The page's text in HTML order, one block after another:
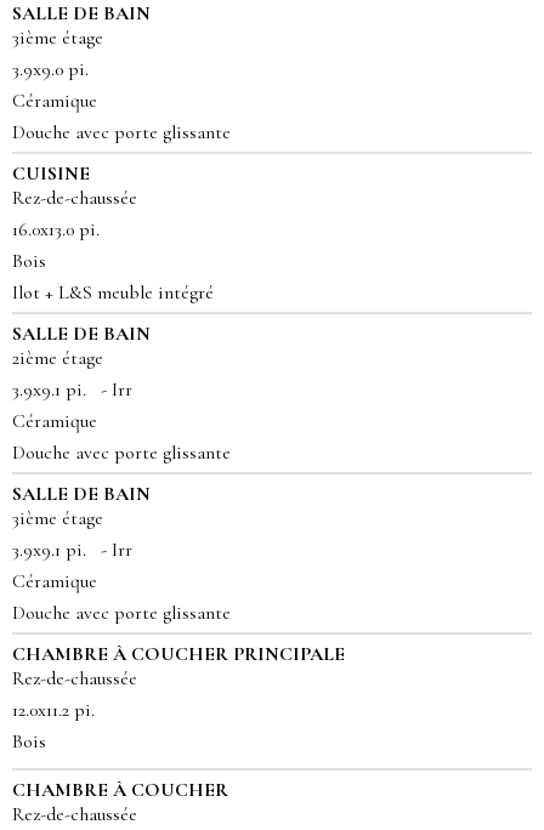
SALLE DE BAIN
3ième étage
3.9x9.0 pi.
Céramique
Douche avec porte glissante
CUISINE
Rez-de-chaussée
16.0x13.0 pi.
Bois
Ilot + L&S meuble intégré
SALLE DE BAIN
2ième étage
3.9x9.1 pi. - Irr
Céramique
Douche avec porte glissante
SALLE DE BAIN
3ième étage
3.9x9.1 pi. - Irr
Céramique
Douche avec porte glissante
CHAMBRE À COUCHER PRINCIPALE
Rez-de-chaussée
12.0x11.2 pi.
Bois
CHAMBRE À COUCHER
Rez-de-chaussée